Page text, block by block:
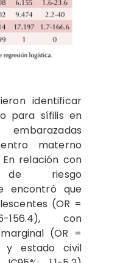
identificar
para sífilis en
materno
relación con
riesgo
encontró que
(OR =
156.4), con
(OR =
y estado civil